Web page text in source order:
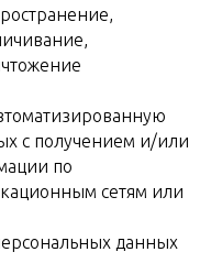
с получением и/или
по
сетям или
данных